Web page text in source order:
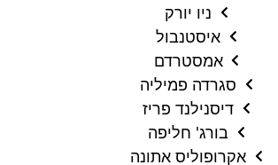
ניו יורק
איסטנבול
אמסטרדם
סגרדה פמיליה
דיסנילנד פריז
בורג' חליפה
אקרופוליס אתונה